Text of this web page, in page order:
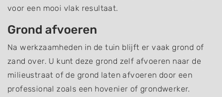
voor een mooi vlak resultaat.
Grond afvoeren
Na werkzaamheden in de tuin blijft er vaak grond of
zand over. U kunt deze grond zelf afvoeren naar de
milieustraat of de grond laten afvoeren door een
professional zoals een hovenier of grondwerker.